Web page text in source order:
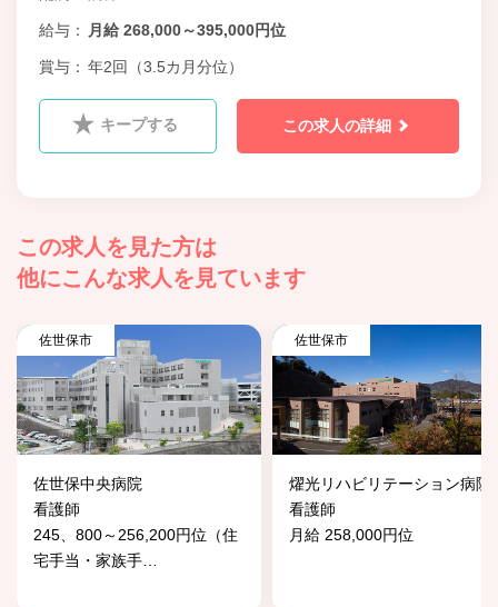
給与 月給 268,000～395,000円位
賞与 年2回（3.5カ月分位）
キープする この求人の詳細
この求人を見た方は
他にこんな求人を見ています
佐世保市
佐世保中央病院
看護師
245、800～256,200円位（住
宅手当・家族手
佐世保市
燿光リハビリテーション病院
看護師
月給 258,000円位